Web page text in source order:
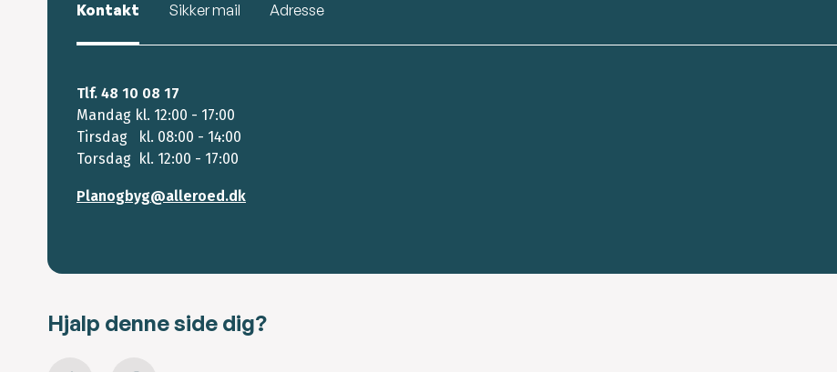
Kontakt Sikker mail Adresse
Tlf. 48 10 08 17
Mandag kl. 12:00 - 17:00
Tirsdag kl. 08:00 - 14:00
Torsdag kl. 12:00 - 17:00
Planogbyg@alleroed.dk
Hjalp denne side dig?